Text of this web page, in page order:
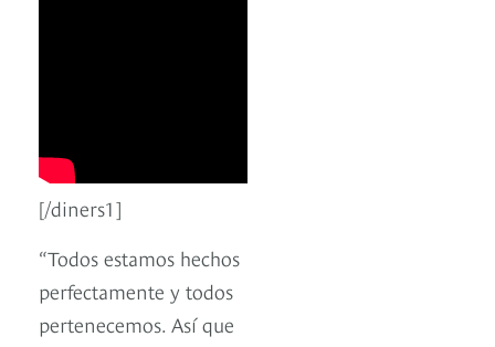
[/diners1]
“Todos estamos hechos
perfectamente y todos
pertenecemos. Así que